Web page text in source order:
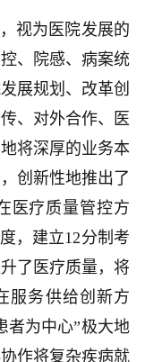
视为医院发展的
、院感、病案统
展规划、改革创
、对外合作、医
将深厚的业务本
创新性地推出了
医疗质量管控方
，建立12分制考
了医疗质量，将
服务供给创新方
者为中心”极大地
作将复杂疾病就